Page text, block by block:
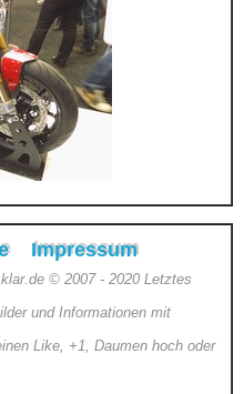
Impressum
© 2007 - 2020 Letztes
und Informationen mit
Like, +1, Daumen hoch oder